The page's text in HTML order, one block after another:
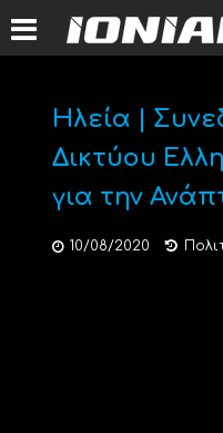
Ηλεία |
Δικτύου
για την
10/08/2020